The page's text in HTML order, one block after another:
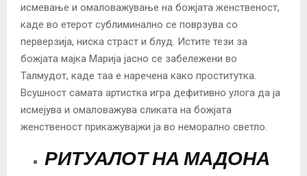
исмевање и омаловажување на божјата женственост,
каде во етерот сублиминално се поврзува со
перверзија, ниска страст и блуд. Истите тези за
божјата мајка Марија јасно се забележени во
Талмудот, каде таа е наречена како проститутка.
Всушност самата артистка игра дефитивно улога да ја
исмејува и омаловажува сликата на божјата
женственост прикажувајжи ја во неморално светло.
РИТУАЛОТ НА МАДОНА